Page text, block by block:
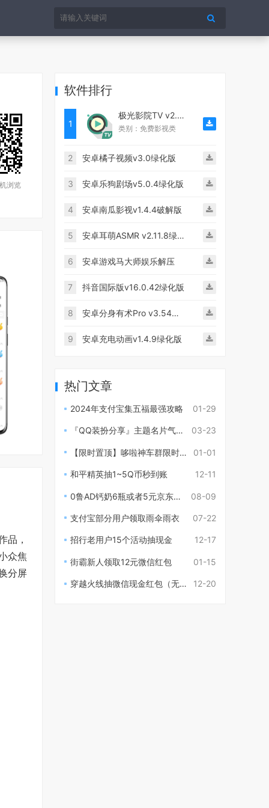
浏览
品，
众焦
分屏
软件排行
1
极光影院TV v2.3.2破解版
类别：免费影视类
2 安卓橘子视频v3.0绿化版
3 安卓乐狗剧场v5.0.4绿化版
4 安卓南瓜影视v1.4.4破解版
5 安卓耳萌ASMR v2.11.8绿化版
6 安卓游戏马大师娱乐解压
7 抖音国际版v16.0.42绿化版
8 安卓分身有术Pro v3.54破解版
9 安卓充电动画v1.4.9绿化版
热门文章
01-29
2024年支付宝集五福最强攻略
03-23
『QQ装扮分享』主题名片气泡背景等
01-01
【限时置顶】哆啦神车群限时开放中！
12-11
和平精英抽1~5Q币秒到账
08-09
0鲁AD钙奶6瓶或者5元京东e卡
07-22
支付宝部分用户领取雨伞雨衣
12-17
招行老用户15个活动抽现金
01-15
街霸新人领取12元微信红包
12-20
穿越火线抽微信现金红包（无需登录）